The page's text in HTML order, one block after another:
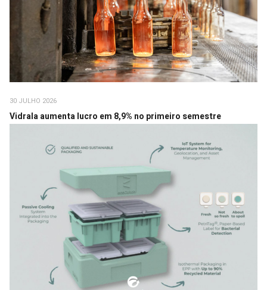
30 JULHO 2026
Vidrala aumenta lucro em 8,9% no primeiro semestre